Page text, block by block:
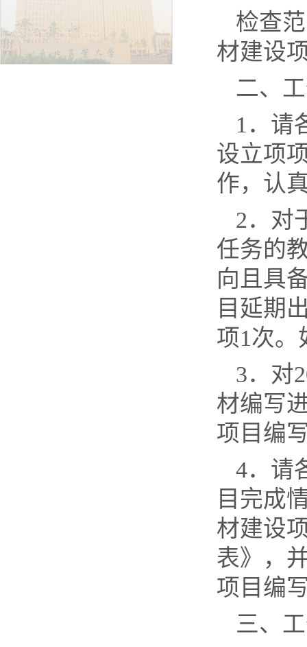
检查
材建设
二、
1 ．请
设立项
作，认
2．对
任务的
向且具
目延期
项1次。
3．对
材编写
项目编
4．请
目完成
材建设
表》，
项目编
三、